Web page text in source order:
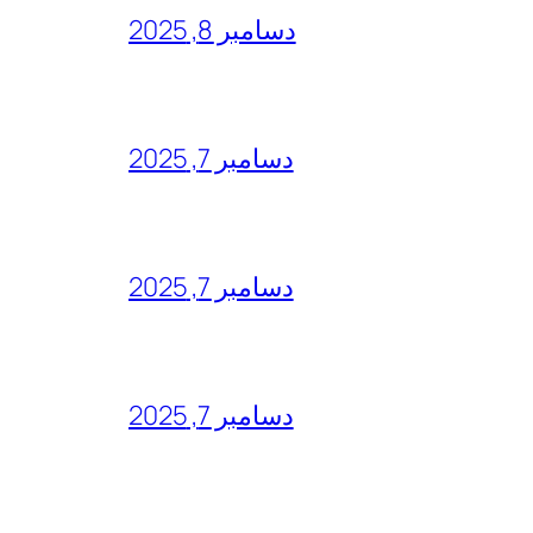
دسامبر 8, 2025
دسامبر 7, 2025
دسامبر 7, 2025
دسامبر 7, 2025